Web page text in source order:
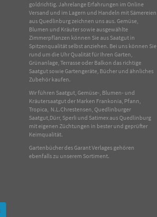
goldrichtig. Jahrelange Erfahrungen im Online
Versand und im Lagern und Handeln mit Sämereien
aus Quedlinburg zeichnen uns aus. Gemüse,
Blumen und Kräuter sowie ausgewählte
Zimmerpflanzen können Sie aus Saatgut in
Spitzenqualität selbst anziehen. Bei uns können Sie
rund um die Uhr Qualität für Ihren Garten,
Grünanlage, Terrasse oder Balkon das richtige
Saatgut sowie Gartengeräte, Bücher und ähnliches
Zubehör kaufen.
Wir führen Saatgut, Gemüse-, Blumen- und
Kräutersaatgut der Marken Frankonia, Pfann,
Tropica, N.L.Chrestensen, Quedlinburger
Saatgut,Dürr, Sperli und Satimex aus Quedlinburg
mit eigenen Züchtungen in bester und geprüfter
Keimqualität.
Gartenbücher des Garant Verlages gehören
ebenfalls zu unserem Sortiment.